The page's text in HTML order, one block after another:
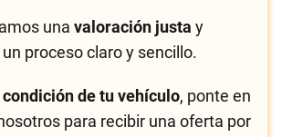
unavaloración justa y
proceso claro y sencillo.
de tu vehículo, ponte en
para recibir una oferta por